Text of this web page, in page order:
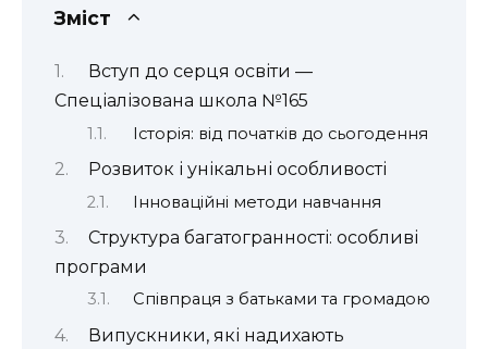
Зміст
Вступ до серця освіти —
Спеціалізована школа №165
Історія: від початків до сьогодення
Розвиток і унікальні особливості
Інноваційні методи навчання
Структура багатогранності: особливі
програми
Співпраця з батьками та громадою
Випускники, які надихають